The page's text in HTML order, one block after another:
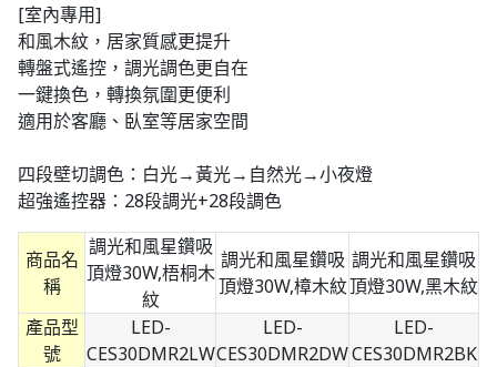
[室內專用]
和風木紋，居家質感更提升
轉盤式遙控，調光調色更自在
一鍵換色，轉換氛圍更便利
適用於客廳、臥室等居家空間
四段壁切調色：白光→黃光→自然光→小夜燈
超強遙控器：28段調光+28段調色
商品名
稱
調光和風星鑽吸
頂燈30W,梧桐木
紋
調光和風星鑽吸
頂燈30W,樟木紋
調光和風星鑽吸
頂燈30W,黑木紋
產品型
號
LED-
CES30DMR2LW
LED-
CES30DMR2DW
LED-
CES30DMR2BK